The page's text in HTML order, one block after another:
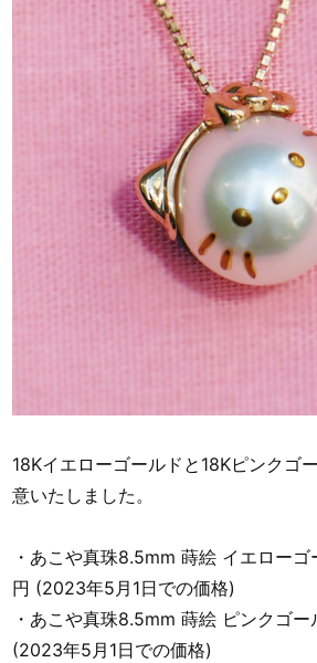
18Kイエローゴールドと18Kピンクゴ
意いたしました。
・あこや真珠8.5mm 蒔絵 イエロー
円 (2023年5月1日での価格)
・あこや真珠8.5mm 蒔絵 ピンクゴ
(2023年5月1日での価格)